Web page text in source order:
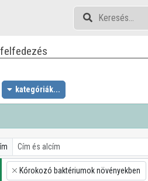
kategóriák...
×
Kórokozó baktériumok növényekben